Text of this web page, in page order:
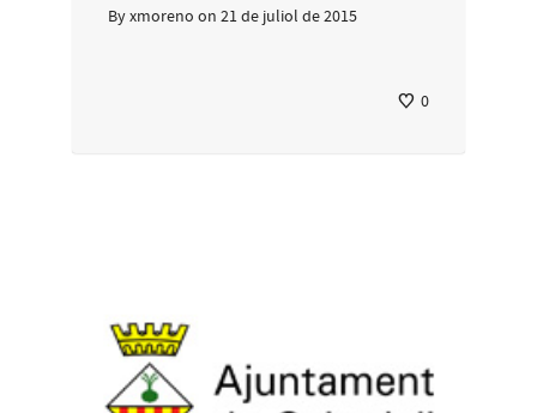
Byxmoreno on 21 de juliol de 2015
0